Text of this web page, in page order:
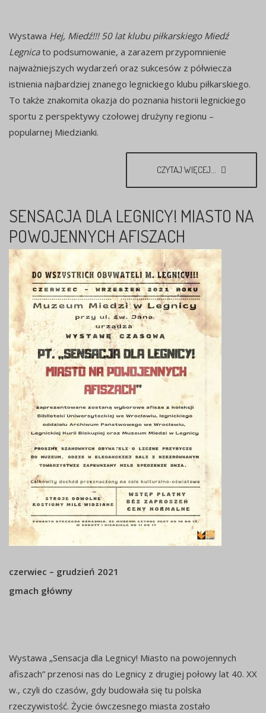
Wystawa Hej, Miedź!!! 50 lat klubu piłkarskiego Miedź
Legnicato podsumowanie, a zarazem przypomnienie
najważniejszych wydarzeń oraz sukcesów z półwiecza
istnienia najbardziej znanego legnickiego klubu piłkarskiego.
To także znakomita okazja do poznania historii legnickiego
sportu z perspektywy czołowej drużyny regionu –
popularnej Miedzianki.
CZYTAJ WIĘCEJ...
SENSACJA DLA LEGNICY! MIASTO NA
POWOJENNYCH AFISZACH
czerwiec – grudzień 2021
gmach główny
Wystawa „Sensacja dla Legnicy! Miasto na powojennych
afiszach” przenosi nas do Legnicy z drugiej połowy lat 40. XX
w., czyli do czasów, gdy budowała się tu polska
rzeczywistość. Życie ówczesnego miasta zostało